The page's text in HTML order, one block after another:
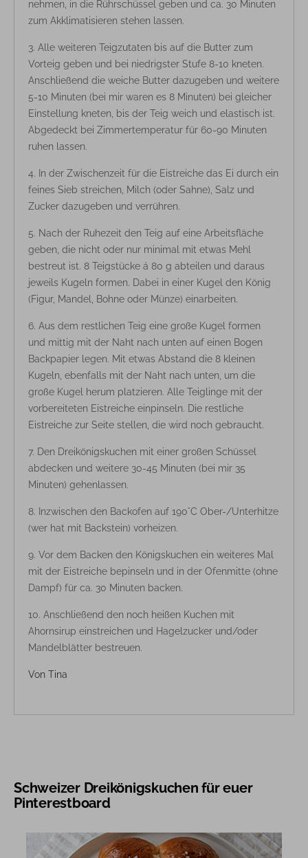
nehmen, in die Rührschüssel geben und ca. 30 Minuten
zum Akklimatisieren stehen lassen.
Alle weiteren Teigzutaten bis auf die Butter zum
Vorteig geben und bei niedrigster Stufe 8-10 kneten.
Anschließend die weiche Butter dazugeben und weitere
5-10 Minuten (bei mir waren es 8 Minuten) bei gleicher
Einstellung kneten, bis der Teig weich und elastisch ist.
Abgedeckt bei Zimmertemperatur für 60-90 Minuten
ruhen lassen.
In der Zwischenzeit für die Eistreiche das Ei durch ein
feines Sieb streichen, Milch (oder Sahne), Salz und
Zucker dazugeben und verrühren.
Nach der Ruhezeit den Teig auf eine Arbeitsfläche
geben, die nicht oder nur minimal mit etwas Mehl
bestreut ist. 8 Teigstücke á 80 g abteilen und daraus
jeweils Kugeln formen. Dabei in einer Kugel den König
(Figur, Mandel, Bohne oder Münze) einarbeiten.
Aus dem restlichen Teig eine große Kugel formen
und mittig mit der Naht nach unten auf einen Bogen
Backpapier legen. Mit etwas Abstand die 8 kleinen
Kugeln, ebenfalls mit der Naht nach unten, um die
große Kugel herum platzieren. Alle Teiglinge mit der
vorbereiteten Eistreiche einpinseln. Die restliche
Eistreiche zur Seite stellen, die wird noch gebraucht.
Den Dreikönigskuchen mit einer großen Schüssel
abdecken und weitere 30-45 Minuten (bei mir 35
Minuten) gehenlassen.
Inzwischen den Backofen auf 190°C Ober-/Unterhitze
(wer hat mit Backstein) vorheizen.
Vor dem Backen den Königskuchen ein weiteres Mal
mit der Eistreiche bepinseln und in der Ofenmitte (ohne
Dampf) für ca. 30 Minuten backen.
Anschließend den noch heißen Kuchen mit
Ahornsirup einstreichen und Hagelzucker und/oder
Mandelblätter bestreuen.
Von Tina
Schweizer Dreikönigskuchen für euer
Pinterestboard